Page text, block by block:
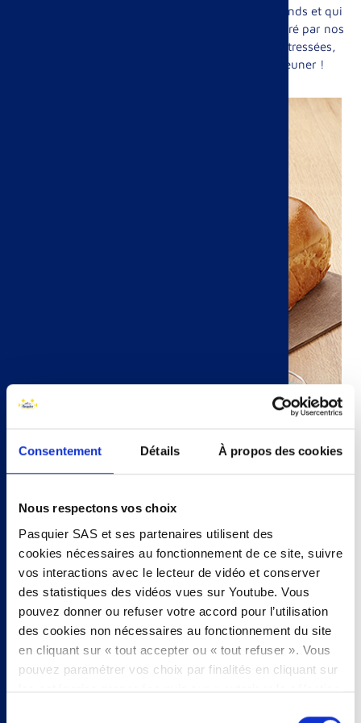
Consentement Détails À propos des cookies
Nous respectons vos choix
Pasquier SAS et ses partenaires utilisent des
cookies nécessaires au fonctionnement de ce site, suivre
vos interactions avec le lecteur de vidéo et conserver
des statistiques des vidéos vues sur Youtube. Vous
pouvez donner ou refuser votre accord pour l’utilisation
des cookies non nécessaires au fonctionnement du site
en cliquant sur « tout accepter ou « tout refuser ». Vous
pouvez paramétrer vos choix par finalités en cliquant sur
les catégories proposées puis sur « autoriser la sélection
Nous vous offrons des produits simples, gourmands et qui
restent moelleux longtemps grâce au levain préparé par nos
soins. Pains au lait, pains au chocolat, brioches tressées,
pancakes... A chacun son histoire de petit déjeuner !
Nom
BRIOCHES
Image